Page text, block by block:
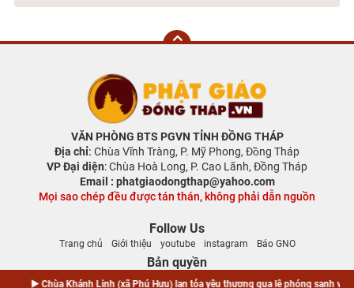
VĂN PHÒNG BTS PGVN TỈNH ĐỒNG THÁP
Địa chỉ: Chùa Vĩnh Tràng, P. Mỹ Phong, Đồng Tháp
VP Đại diện: Chùa Hoà Long, P. Cao Lãnh, Đồng Tháp
Email : phatgiaodongthap@yahoo.com
Mọi sao chép đều được tán thán, không phải dẫn nguồn
Follow Us
Trang chủ Giới thiệu youtube instagram Báo GNO
Bản quyền
▶️ Chùa Khánh Linh (xã Phú Hựu) lan tỏa yêu thương qua lễ phóng sanh và
▶️ Chùa Khánh Linh (xã Phú Hựu) lan tỏa yêu thương qua lễ phóng sanh và